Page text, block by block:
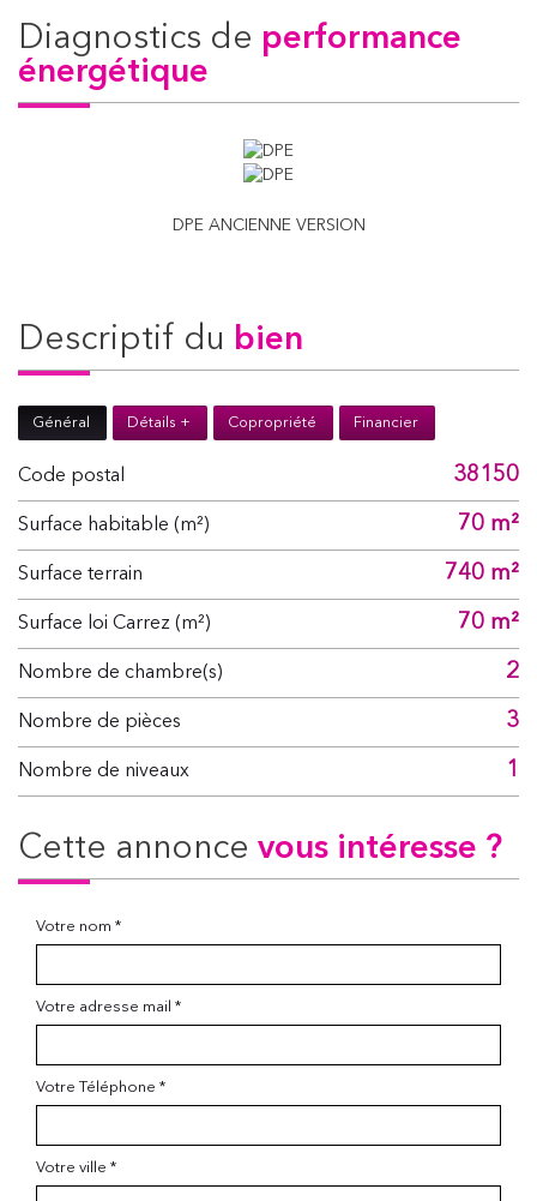
diagnostics de performance
énergétique
DPE ANCIENNE VERSION
descriptif du bien
Général Détails + Copropriété Financier
Code postal 38150
Surface habitable (m²) 70 m²
surface terrain 740 m²
Surface loi Carrez (m²) 70 m²
Nombre de chambre(s) 2
Nombre de pièces 3
Nombre de niveaux 1
cette annonce vous intéresse ?
Votre nom *
Votre adresse mail *
Votre Téléphone *
Votre ville *